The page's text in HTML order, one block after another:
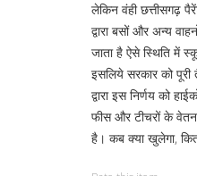
लेकिन वंही छत्तीसगढ़
द्वारा बसों और अन्य
जाता है ऐसे स्थिति में
इसलिये सरकार को पूरी
द्वारा इस निर्णय को
फीस और टीचरों के
है। कब क्या खुलेगा,